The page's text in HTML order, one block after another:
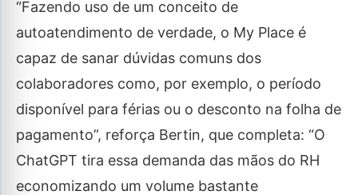
“Fazendo uso de um conceito de
autoatendimento de verdade, o My Place é
capaz de sanar dúvidas comuns dos
colaboradores como, por exemplo, o período
disponível para férias ou o desconto na folha de
pagamento”, reforça Bertin, que completa: “O
ChatGPT tira essa demanda das mãos do RH
economizando um volume bastante